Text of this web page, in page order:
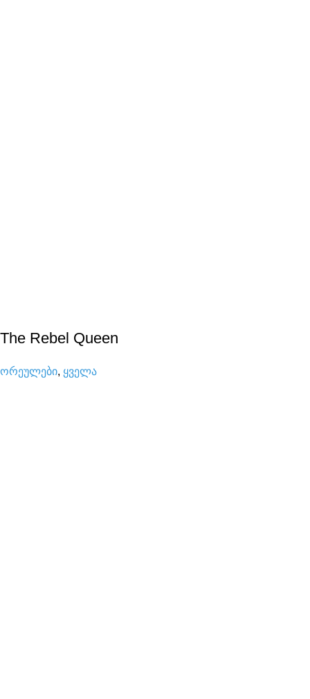
The Rebel Queen
ორეულები, ყველა